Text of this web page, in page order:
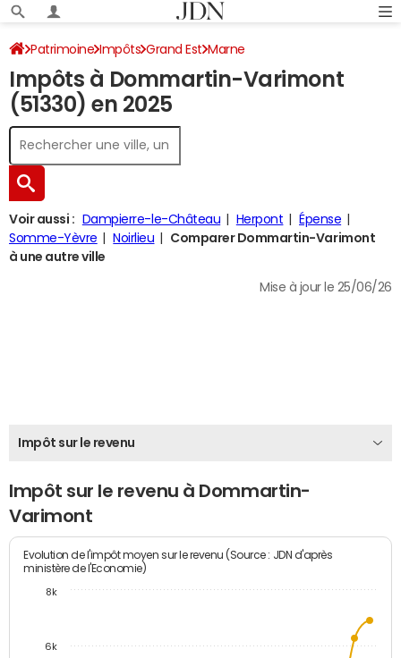
Patrimoine Impôts Grand Est Marne
Dommartin-Varimont Impôt sur le revenu
Impôts à Dommartin-Varimont
(51330) en 2025
Voir aussi : Dampierre-le-Château Herpont
Épense
Somme-Yèvre
Noirlieu
Comparer Dommartin-Varimont
à une autre ville
Mise à jour le 25/06/26
Impôt sur le revenu
Impôt sur le revenu à Dommartin-
Varimont
Evolution de l'impôt moyen sur le revenu (Source : JDN d'après
ministère de l'Economie)
6k
8k